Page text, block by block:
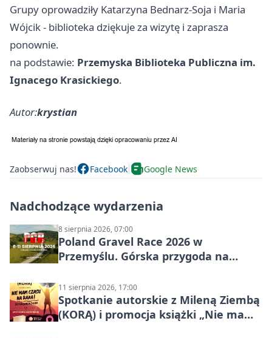
Grupy oprowadziły Katarzyna Bednarz-Soja i Maria
Wójcik - biblioteka dziękuje za wizytę i zaprasza
ponownie.
na podstawie: Przemyska Biblioteka Publiczna im.
Ignacego Krasickiego.
Autor:krystian
Zaobserwuj nas! Facebook Google News
Nadchodzące wydarzenia
8 sierpnia 2026, 07:00
Poland Gravel Race 2026 w
Przemyślu. Górska przygoda na
11 sierpnia 2026, 17:00
Spotkanie autorskie z Mileną Ziembą
(KORĄ) i promocja książki „Nie mam